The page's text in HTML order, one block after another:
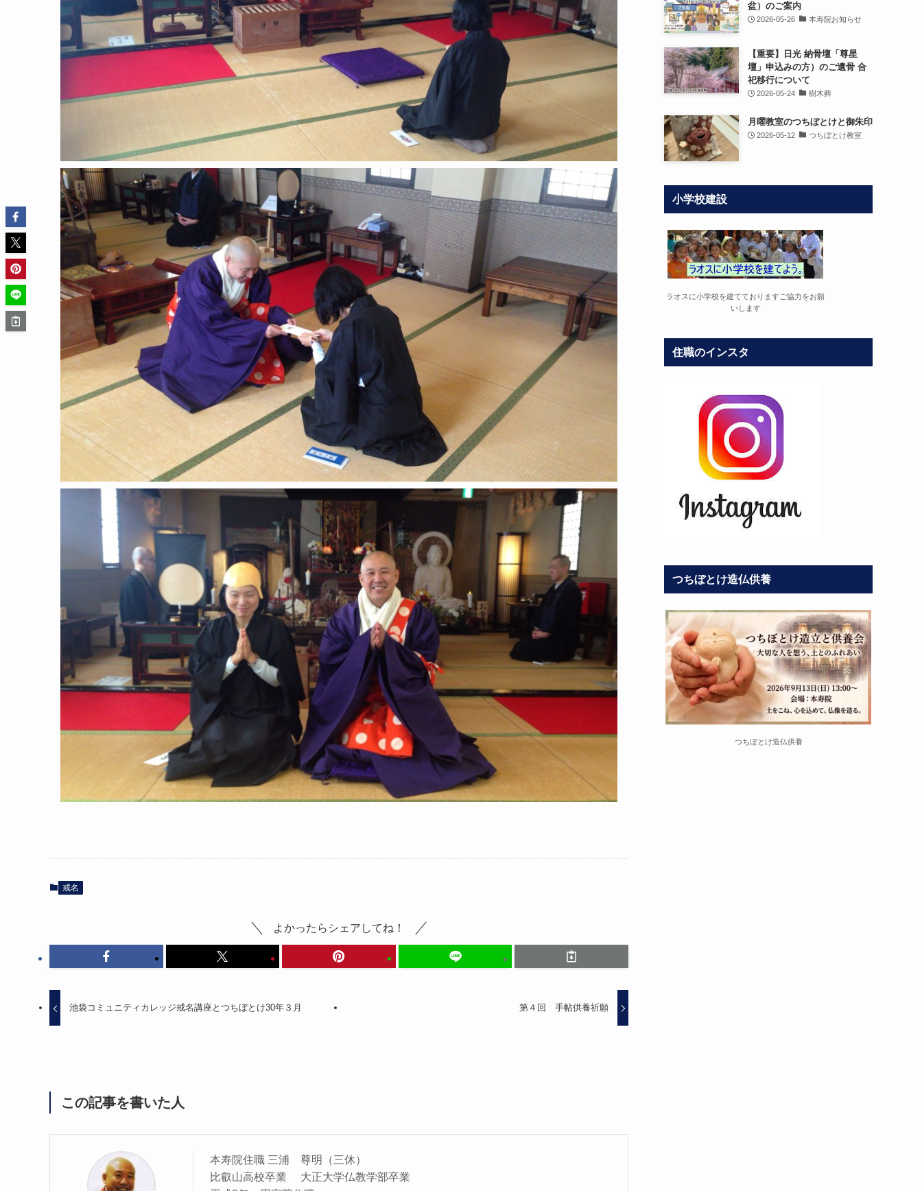
戒名
よかったらシェアしてね！
池袋コミュニティカレッジ戒名講座とつちぼとけ30年３月 第４回 手帖供養祈願
この記事を書いた人
本寿院住職 三浦 尊明（三休）
比叡山高校卒業 大正大学仏教学部卒業
盆）のご案内
2026-05-26 本寿院お知らせ
【重要】日光 納骨壇「尊星
壇」申込みの方）のご遺骨 合
祀移行について
2026-05-24 樹木葬
月曜教室のつちぼとけと御朱印
2026-05-12 つちぼとけ教室
小学校建設
ラオスに小学校を建てておりますご協力をお願
いします
住職のインスタ
つちぼとけ造仏供養
つちぼとけ造仏供養